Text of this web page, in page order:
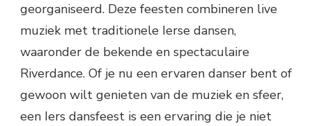
georganiseerd. Deze feesten combineren live
muziek met traditionele Ierse dansen,
waaronder de bekende en spectaculaire
Riverdance. Of je nu een ervaren danser bent of
gewoon wilt genieten van de muziek en sfeer,
een Iers dansfeest is een ervaring die je niet